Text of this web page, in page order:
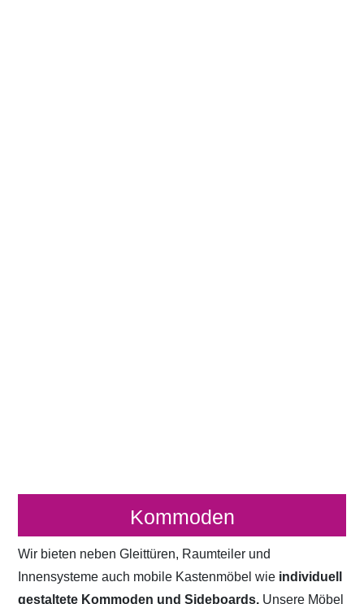
Kommoden
Wir bieten neben Gleittüren, Raumteiler und
Innensysteme auch mobile Kastenmöbel wie individuell
gestaltete Kommoden und Sideboards. Unsere Möbel